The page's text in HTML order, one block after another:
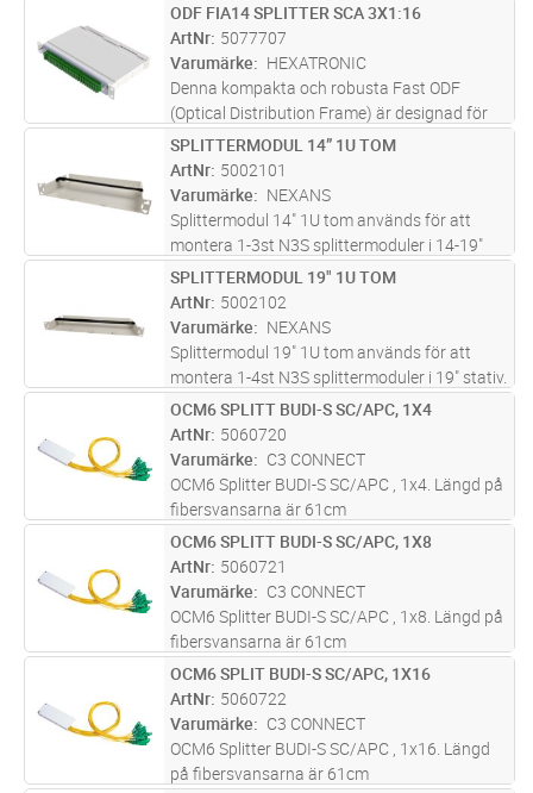
ST Lägg i kundvagn
ODF FIA14 SPLITTER SCA 3X1:16
ArtNr 5077707
Varumärke
HEXATRONIC
Denna kompakta och robusta Fast ODF
(Optical Distribution Frame) är designad för
effektiv och flexibel fiberhantering i 14" stativ.
Enheten levereras förmonterad med tre
stycken SC/APC 1:16 splitters
ST Lägg i kundvagn
SPLITTERMODUL 14” 1U TOM
ArtNr 5002101
Varumärke
NEXANS
Splittermodul 14" 1U tom används för att
montera 1-3st N3S splittermoduler i 14-19"
stativ.
ST Lägg i kundvagn
SPLITTERMODUL 19" 1U TOM
ArtNr 5002102
Varumärke
NEXANS
Splittermodul 19" 1U tom används för att
montera 1-4st N3S splittermoduler i 19" stativ.
ST Lägg i kundvagn
OCM6 SPLITT BUDI-S SC/APC, 1X4
ArtNr 5060720
Varumärke
C3 CONNECT
OCM6 Splitter BUDI-S SC/APC , 1x4. Längd på
fibersvansarna är 61cm
ST Lägg i kundvagn
OCM6 SPLITT BUDI-S SC/APC, 1X8
ArtNr 5060721
Varumärke
C3 CONNECT
OCM6 Splitter BUDI-S SC/APC , 1x8. Längd på
fibersvansarna är 61cm
ST Lägg i kundvagn
OCM6 SPLIT BUDI-S SC/APC, 1X16
ArtNr 5060722
Varumärke
C3 CONNECT
OCM6 Splitter BUDI-S SC/APC , 1x16. Längd
på fibersvansarna är 61cm